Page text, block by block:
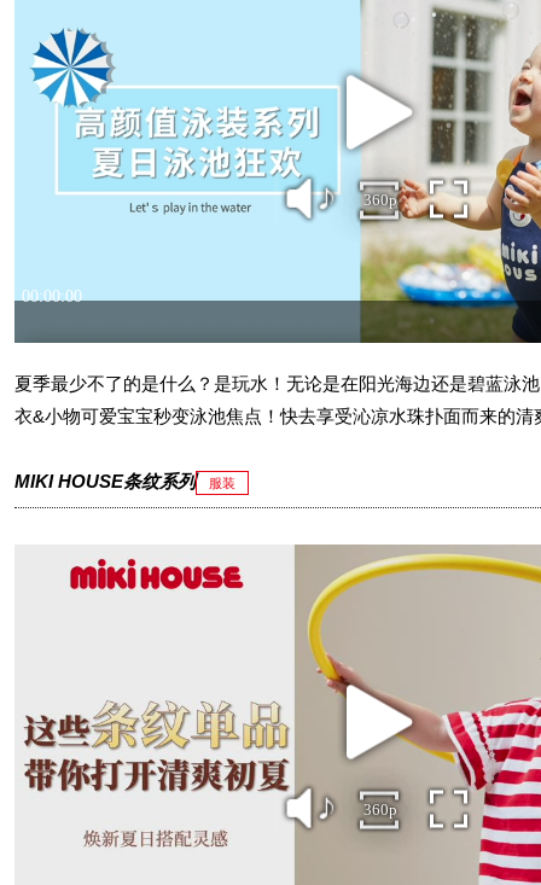
夏季最少不了的是什么？是玩水！无论是在阳光海边还是碧蓝泳
衣&小物可爱宝宝秒变泳池焦点！快去享受沁凉水珠扑面而来的清
MIKI HOUSE条纹系列 服装